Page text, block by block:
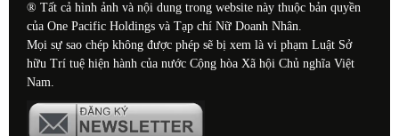
® Tất cả hình ảnh và nội dung trong website này thuộc bản quyền
của One Pacific Holdings và Tạp chí Nữ Doanh Nhân.
Mọi sự sao chép không được phép sẽ bị xem là vi phạm Luật Sở
hữu Trí tuệ hiện hành của nước Cộng hòa Xã hội Chủ nghĩa Việt
Nam.